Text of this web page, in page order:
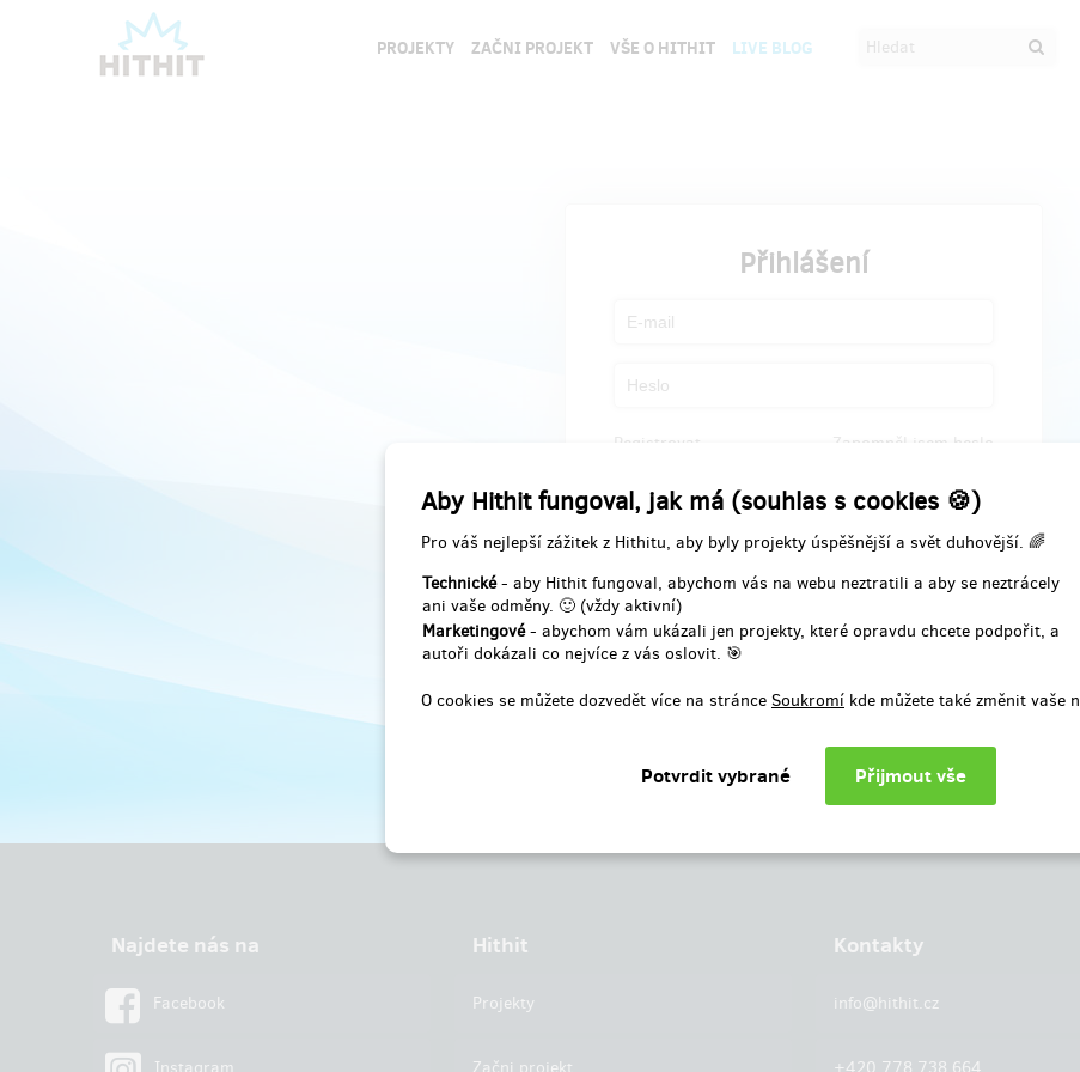
Aby Hithit fungoval, jak má (souhlas s cookies 🍪)
Pro váš nejlepší zážitek z Hithitu, aby byly projekty úspěšnější a svět duhovější. 🌈
Technické- aby Hithit fungoval, abychom vás na webu neztratili a aby se neztrácely
ani vaše odměny. 🙂 (vždy aktivní)
Marketingové- abychom vám ukázali jen projekty, které opravdu chcete podpořit, a
autoři dokázali co nejvíce z vás oslovit. 🎯
O cookies se můžete dozvedět více na stránce Soukromí kde můžete také změnit vaše
PROJEKTY ZAČNI PROJEKT VŠE O HITHIT LIVE BLOG
Přihlášení
Registrovat Zapomněl jsem heslo
Najdete nás na
Facebook
Hithit
Projekty
Kontakty
info@hithit.cz